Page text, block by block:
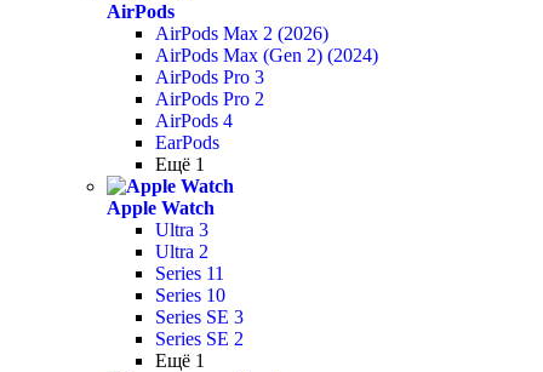
AirPods
AirPods Max 2 (2026)
AirPods Max (Gen 2) (2024)
AirPods Pro 3
AirPods Pro 2
AirPods 4
EarPods
Ещё 1
Apple Watch
Ultra 3
Ultra 2
Series 11
Series 10
Series SE 3
Series SE 2
Ещё 1